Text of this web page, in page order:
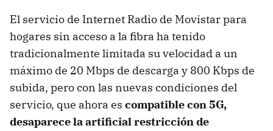
El servicio de Internet Radio de Movistar para
hogares sin acceso a la fibra ha tenido
tradicionalmente limitada su velocidad a un
máximo de 20 Mbps de descarga y 800 Kbps de
subida, pero con las nuevas condiciones del
servicio, que ahora es compatible con 5G,
desaparece la artificial restricción de